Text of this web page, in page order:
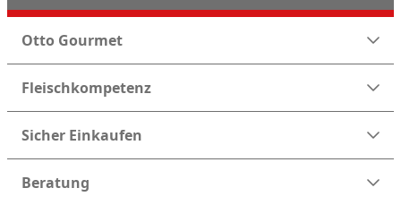
Otto Gourmet
Fleischkompetenz
Sicher Einkaufen
Beratung